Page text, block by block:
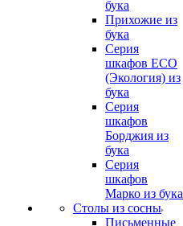
бука
Прихожие из
бука
Серия
шкафов ECO
(Экология) из
бука
Серия
шкафов
Борджия из
бука
Серия
шкафов
Марко из бука
Столы из сосны
Письменные